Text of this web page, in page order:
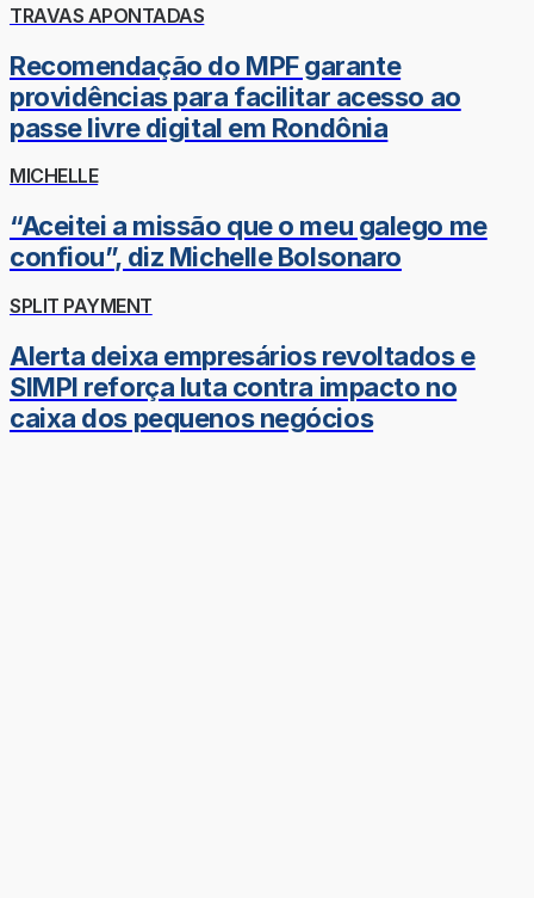
TRAVAS APONTADAS
Recomendação do MPF garante
providências para facilitar acesso ao
passe livre digital em Rondônia
MICHELLE
“Aceitei a missão que o meu galego me
confiou”, diz Michelle Bolsonaro
SPLIT PAYMENT
Alerta deixa empresários revoltados e
SIMPI reforça luta contra impacto no
caixa dos pequenos negócios